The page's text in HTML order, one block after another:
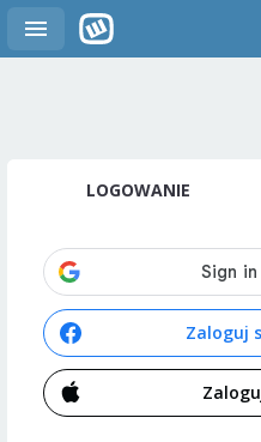
LOGOWANIE
Zaloguj